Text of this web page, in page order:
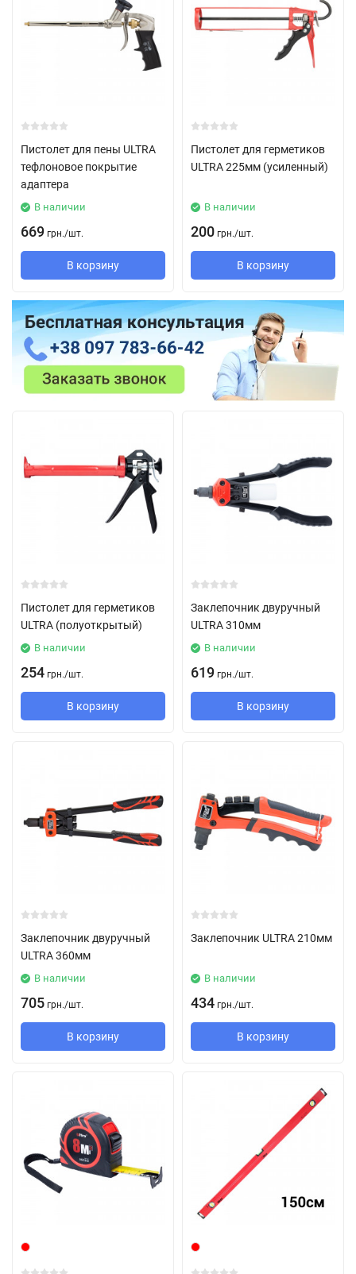
Пистолет для пены ULTRA
тефлоновое покрытие
адаптера
В наличии
669 грн./шт.
В корзину
Пистолет для герметиков
ULTRA 225мм (усиленный)
В наличии
200 грн./шт.
В корзину
Пистолет для герметиков
ULTRA (полуоткрытый)
В наличии
254 грн./шт.
В корзину
Заклепочник двуручный
ULTRA 310мм
В наличии
619 грн./шт.
В корзину
Заклепочник двуручный
ULTRA 360мм
В наличии
705 грн./шт.
В корзину
Заклепочник ULTRA 210мм
В наличии
434 грн./шт.
В корзину